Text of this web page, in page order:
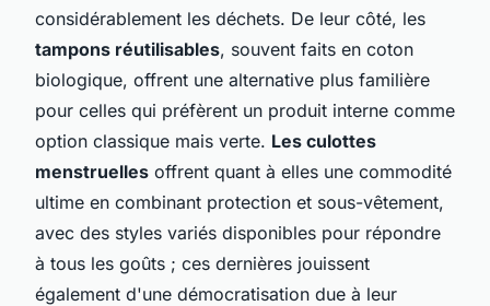
considérablement les déchets. De leur côté, les
tampons réutilisables, souvent faits en coton
biologique, offrent une alternative plus familière
pour celles qui préfèrent un produit interne comme
option classique mais verte. Les culottes
menstruelles offrent quant à elles une commodité
ultime en combinant protection et sous-vêtement,
avec des styles variés disponibles pour répondre
à tous les goûts ; ces dernières jouissent
également d'une démocratisation due à leur